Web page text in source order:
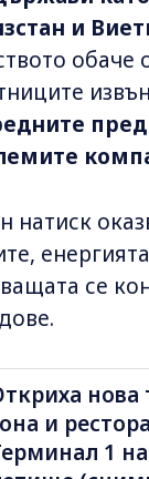
и
обаче
натиск
се
нова
и
1